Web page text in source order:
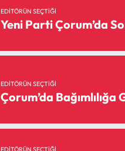
EDITÖRÜN SEÇTIĞI
Yeni Parti Çorum’da
EDITÖRÜN SEÇTIĞI
Çorum’da
EDITÖRÜN SEÇTIĞI